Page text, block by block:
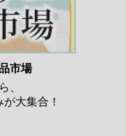
市場
、
大集合！